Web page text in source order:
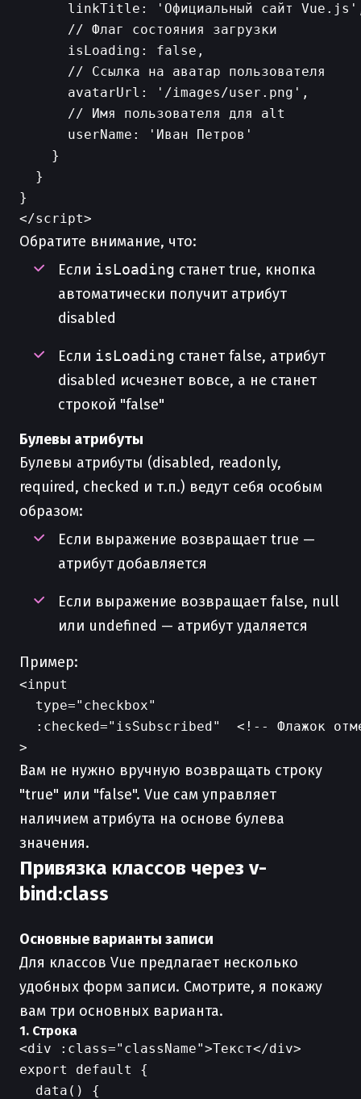
linkTitle: 'Официальный сайт
      // Флаг состояния загрузки
      isLoading: false,
      // Ссылка на аватар пользователя
      avatarUrl: '/images/user.png',
      // Имя пользователя для alt
      userName: 'Иван Петров'
    }
  }
}
Обратите внимание, что:
Если isLoading станет true, кнопка
автоматически получит атрибут
disabled
Если isLoading станет false, атрибут
disabled исчезнет вовсе, а не станет
строкой "false"
Булевы атрибуты
Булевы атрибуты (disabled, readonly,
required, checked и т.п.) ведут себя особым
образом:
Если выражение возвращает true —
атрибут добавляется
Если выражение возвращает false, null
или undefined — атрибут удаляется
Пример:
<input
  type="checkbox"
:checked="isSubscribed"  <!-- Флажок
Вам не нужно вручную возвращать строку
"true" или "false". Vue сам управляет
наличием атрибута на основе булева
значения.
Привязка классов через v-
bind:class
Основные варианты записи
Для классов Vue предлагает несколько
удобных форм записи. Смотрите, я покажу
вам три основных варианта.
1. Строка
export default {
  data() {